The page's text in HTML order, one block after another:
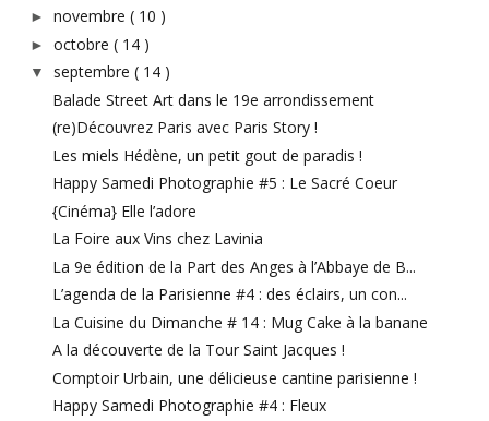
► novembre ( 10 )
► octobre ( 14 )
▼ septembre ( 14 )
Balade Street Art dans le 19e arrondissement
(re)Découvrez Paris avec Paris Story !
Les miels Hédène, un petit gout de paradis !
Happy Samedi Photographie #5 : Le Sacré Coeur
{Cinéma} Elle l’adore
La Foire aux Vins chez Lavinia
La 9e édition de la Part des Anges à l’Abbaye de B...
L’agenda de la Parisienne #4 : des éclairs, un con...
La Cuisine du Dimanche # 14 : Mug Cake à la banane
A la découverte de la Tour Saint Jacques !
Comptoir Urbain, une délicieuse cantine parisienne !
Happy Samedi Photographie #4 : Fleux